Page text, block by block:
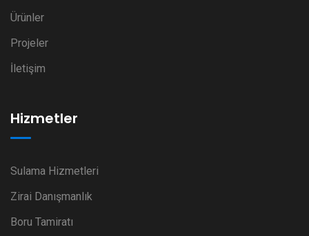
Ürünler
Projeler
İletişim
Hizmetler
Sulama Hizmetleri
Zirai Danışmanlık
Boru Tamiratı